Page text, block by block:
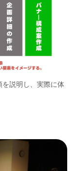
説明し、実際に体